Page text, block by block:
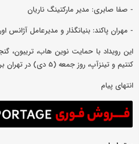
- صفا صابری: مدیر مارکتینگ ناریان
- مهران پاکند: بنیانگذار و مدیرعامل آژانس
این رویداد با حمایت نوین‌ هاب، تریبون،
کنتیم و تینزآپ، روز جمعه (5 دی) در تهران برگزار خواهد شد.
انتهای پیام